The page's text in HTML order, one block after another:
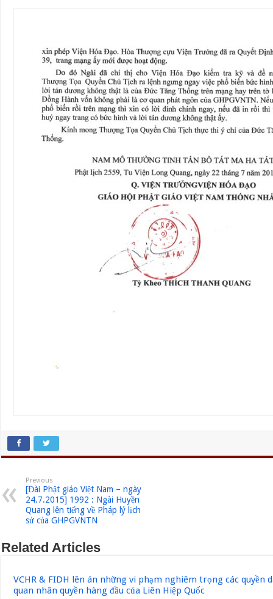
Previous
[Đài Phật giáo Việt Nam – ngày
24.7.2015] 1992 : Ngài Huyền
Quang lên tiếng về Pháp lý lịch
sử của GHPGVNTN
Related Articles
VCHR & FIDH lên án những vi phạm nghiêm trọng các quyền
quan nhân quyền hàng đầu của Liên Hiệp Quốc